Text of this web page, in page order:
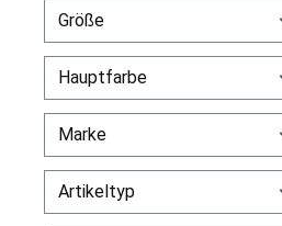
Größe
Hauptfarbe
Marke
Artikeltyp